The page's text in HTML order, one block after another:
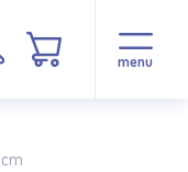
menu